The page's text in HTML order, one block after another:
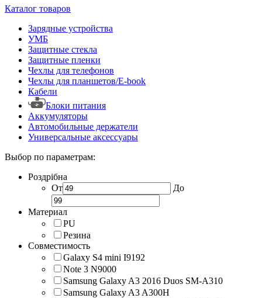
Каталог товаров
Зарядные устройства
УМБ
Защитные стекла
Защитные пленки
Чехлы для телефонов
Чехлы для планшетов/E-book
Кабели
Блоки питания
Аккумуляторы
Автомобильные держатели
Универсальные аксессуары
Выбор по параметрам:
Роздрібна
От
До
Материал
PU
Резина
Совместимость
Galaxy S4 mini I9192
Note 3 N9000
Samsung Galaxy A3 2016 Duos SM-A310
Samsung Galaxy A3 A300H